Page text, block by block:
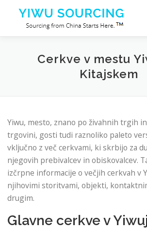
Preskoči na vsebino
Storitve Blog
Cerkve v mestu
Kitajskem
Yiwu, mesto, znano po živahnih trgih
trgovini, gosti tudi raznoliko paleto
vključno z več cerkvami, ki skrbijo za
njegovih prebivalcev in obiskovalcev.
izčrpne informacije o večjih cerkvah v
njihovimi storitvami, objekti,
drugim.
Glavne cerkve v